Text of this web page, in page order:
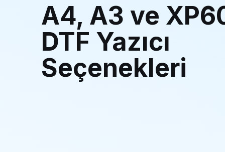
A4, A3 ve
DTF Yazıcı
Seçenekleri